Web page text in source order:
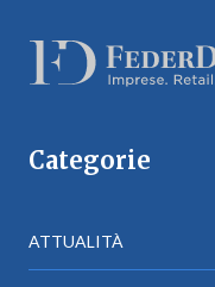
Categorie
ATTUALITÀ